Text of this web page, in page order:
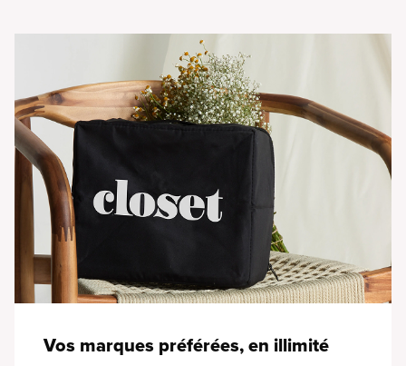
• Motif imprimé dynamique
Vos marques préférées, en illimité